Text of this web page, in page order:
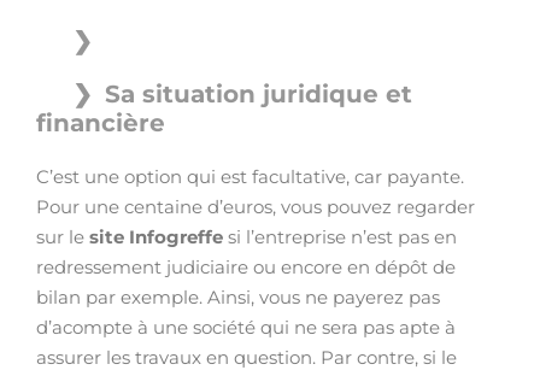
Sa situation juridique et
financière
C’est une option qui est facultative, car payante.
Pour une centaine d’euros, vous pouvez regarder
sur le site Infogreffe si l’entreprise n’est pas en
redressement judiciaire ou encore en dépôt de
bilan par exemple. Ainsi, vous ne payerez pas
d’acompte à une société qui ne sera pas apte à
assurer les travaux en question. Par contre, si le